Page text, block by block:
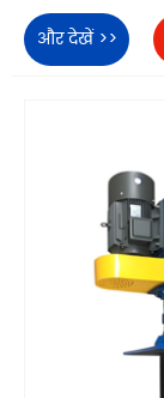
और देखें >>